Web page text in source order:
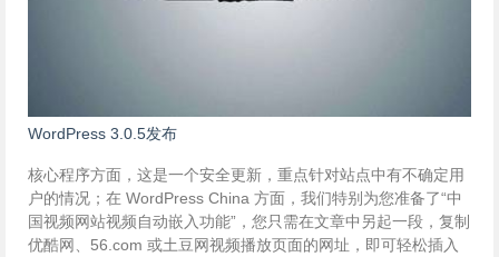
WordPress 3.0.5发布
核心程序方面，这是一个安全更新，重点针对站点中有不确定用
户的情况；在 WordPress China 方面，我们特别为您准备了“中
国视频网站视频自动嵌入功能”，您只需在文章中另起一段，复制
优酷网、56.com 或土豆网视频播放页面的网址，即可轻松插入